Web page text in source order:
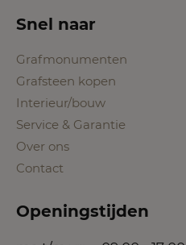
Snel naar
Grafmonumenten
Grafsteen kopen
Interieur/bouw
Service & Garantie
Over ons
Contact
Openingstijden